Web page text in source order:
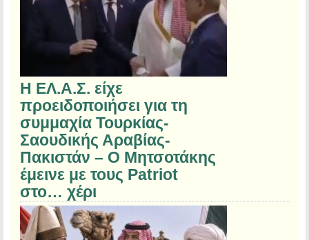
Η ΕΛ.Α.Σ. είχε
προειδοποιήσει για τη
συμμαχία Τουρκίας-
Σαουδικής Αραβίας-
Πακιστάν – Ο Μητσοτάκης
έμεινε με τους Patriot
στο… χέρι